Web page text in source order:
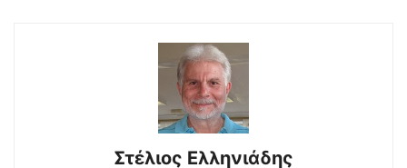
Στέλιος Ελληνιάδης